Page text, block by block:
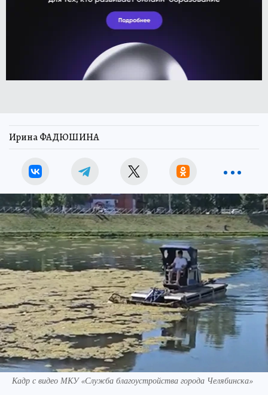
Ирина ФАДЮШИНА
Кадр с видео МКУ «Служба благоустройства города Челябинска»